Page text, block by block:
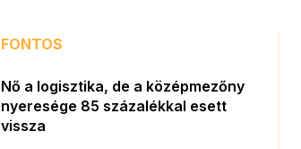
FONTOS
Nő a logisztika, de a középmezőny
nyeresége 85 százalékkal esett
vissza